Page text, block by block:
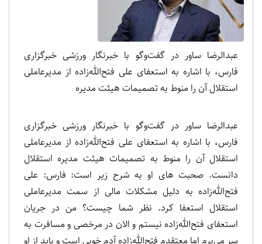
عبدالرضا ساور در گفت‌وگو با خبرنگار ورزشی خبرگزاری
فارس، با اشاره به استعفای علی فتح‌الله‌زاده از مدیرعاملی
استقلال آن را منوط به تصمیمات هیئت مدیره
عبدالرضا ساور در گفت‌وگو با خبرنگار ورزشی خبرگزاری
فارس، با اشاره به استعفای علی فتح‌الله‌زاده از مدیرعاملی
استقلال آن را منوط به تصمیمات هیئت مدیره استقلال
دانست. صحبت های او به شرح زیر است: فارس: علی
فتح‌الله‌زاده به دلیل مشکلات مالی از سمت مدیرعاملی
استقلال استعفا کرد. نظر شما چیست؟ من در جریان
استعفای فتح‌الله‌زاده نیستم و الان در مرخصی و مسافرت به
سر می‌برم اما معتقدم فتح‌الله‌زاده آدم خوبی است و باید از او